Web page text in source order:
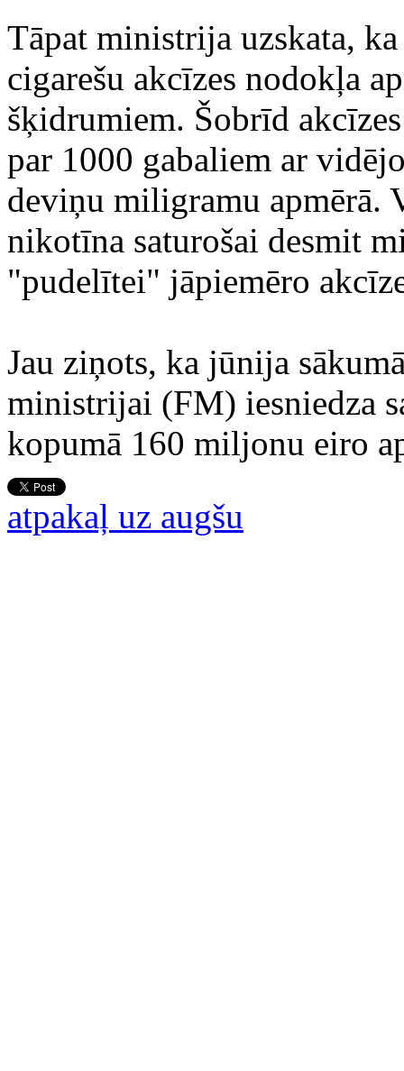
Tāpat ministrija uzskata,
cigarešu akcīzes nodokļa
šķidrumiem. Šobrīd
par 1000 gabaliem ar
deviņu miligramu apmērā.
nikotīna saturošai desmit
"pudelītei" jāpiemēro
Jau ziņots, ka jūnija
ministrijai (FM) iesniedza
kopumā 160 miljonu eiro
atpakaļ uz augšu